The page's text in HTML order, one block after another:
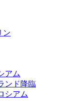
ン
アム
ンド降臨
シアム